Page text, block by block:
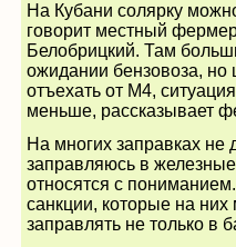
На Кубани солярку
говорит местный
Белобрицкий. Там
ожидании бензовоза, но
отъехать от М4,
меньше, рассказывает
На многих заправках не
заправляюсь в
относятся с
санкции, которые на них
заправлять не только в